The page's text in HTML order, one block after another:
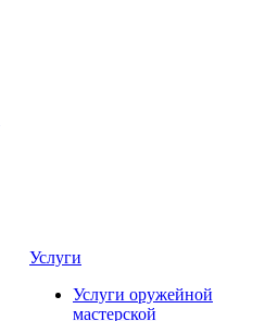
Услуги
Услуги оружейной
мастерской